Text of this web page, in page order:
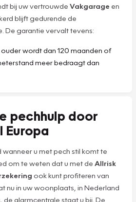
bij uw vertrouwde Vakgarage en
blijft gedurende de
De garantie vervalt tevens:
wordt dan 120 maanden of
meer bedraagt dan
pechhulp door
Europa
wanneer u met pech stil komt te
om te weten dat u met de Allrisk
ook kunt profiteren van
nu in uw woonplaats, in Nederland
de alarmcentrale staat u bij. De